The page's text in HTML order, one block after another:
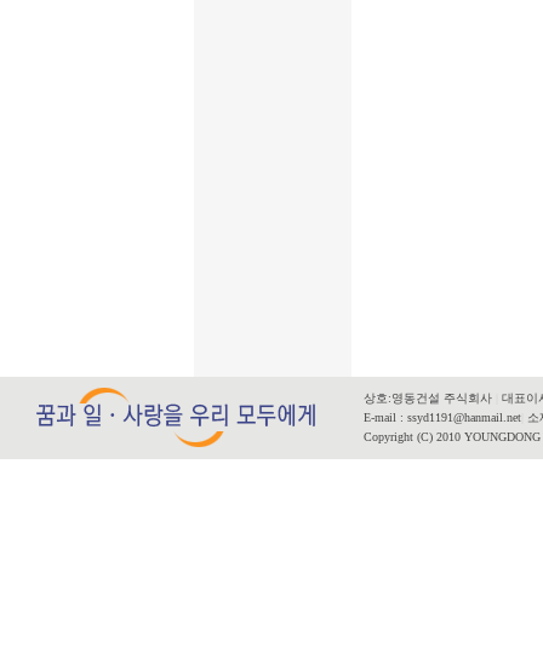
상호:영동건설 주식회사
대표이
E-mail : ssyd1191@hanmail.net 소
Copyright (C) 2010